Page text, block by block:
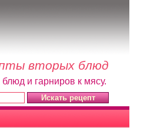
вторых блюд
и гарниров к мясу.